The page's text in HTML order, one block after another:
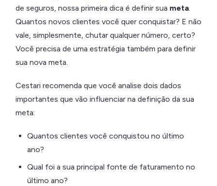
de seguros, nossa primeira dica é definir sua meta.
Quantos novos clientes você quer conquistar? E não
vale, simplesmente, chutar qualquer número, certo?
Você precisa de uma estratégia também para definir
sua nova meta.
Cestari recomenda que você analise dois dados
importantes que vão influenciar na definição da sua
meta:
Quantos clientes você conquistou no último
ano?
Qual foi a sua principal fonte de faturamento no
último ano?